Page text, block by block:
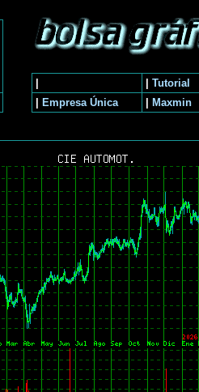
Tutorial
Empresa Única Maxmin